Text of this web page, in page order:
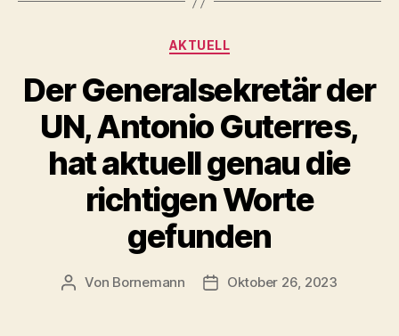
Kategorien
AKTUELL
Der Generalsekretär der
UN, Antonio Guterres,
hat aktuell genau die
richtigen Worte
gefunden
Beitragsautor
Von Bornemann Veröffentlichungsdatum
Oktober 26, 2023